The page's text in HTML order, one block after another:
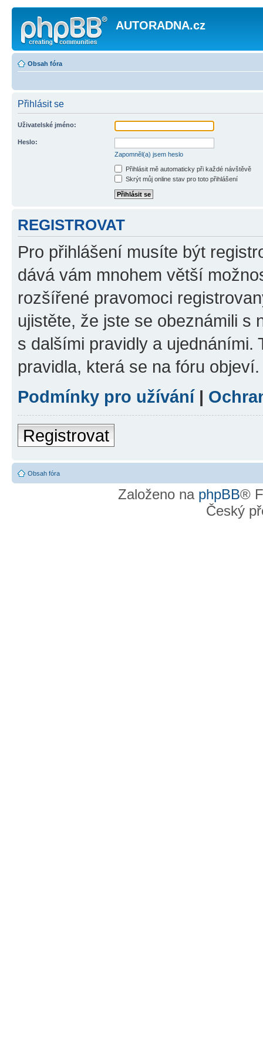
AUTORADNA.cz
Obsah fóra
Přihlásit se
Uživatelské jméno:
Heslo:
Zapomněl(a) jsem heslo
Přihlásit mě automaticky při každé návštěvě
Skrýt můj online stav pro toto přihlášení
REGISTROVAT
Pro přihlášení musíte být
dává vám mnohem větší
rozšířené pravomoci
ujistěte, že jste se obeznámili s
s dalšími pravidly a ujednáními.
pravidla, která se na fóru objeví.
Podmínky pro užívání|
Registrovat
Obsah fóra
Založeno na phpBB®
Český